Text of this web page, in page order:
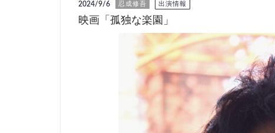
2024/9/6 忍成修吾 出演情報
映画「孤独な楽園」